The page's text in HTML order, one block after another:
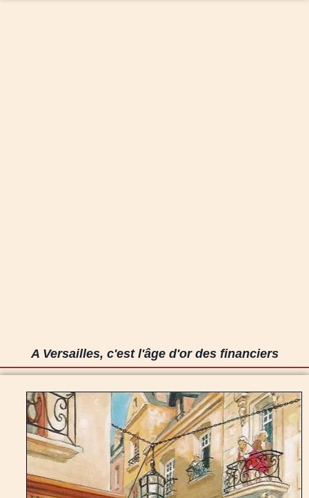
A Versailles, c'est l'âge d'or des financiers